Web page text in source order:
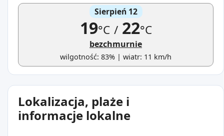
Sierpień 12
19°C /22°C
bezchmurnie
wilgotność: 83% | wiatr: 11 km/h
Lokalizacja, plaże i
informacje lokalne